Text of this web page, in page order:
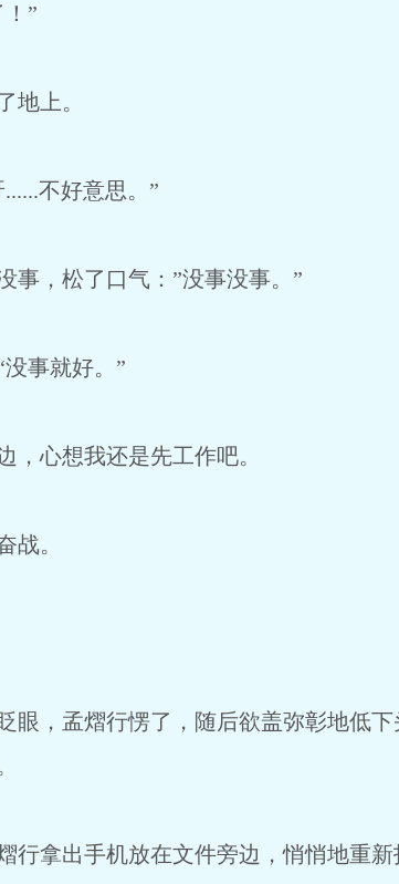
”
上。
不好意思。”
，松了口气：”没事没事。”
事就好。”
心想我还是先工作吧。
。
，孟熠行愣了，随后欲盖弥彰地低下
拿出手机放在文件旁边，悄悄地重新